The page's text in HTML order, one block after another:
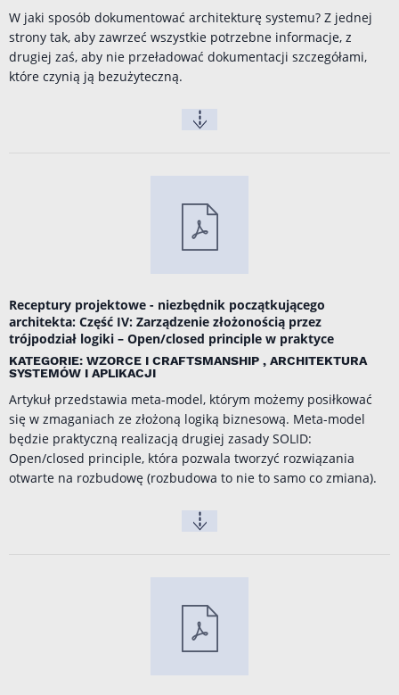
W jaki sposób dokumentować architekturę systemu? Z jednej
strony tak, aby zawrzeć wszystkie potrzebne informacje, z
drugiej zaś, aby nie przeładować dokumentacji szczegółami,
które czynią ją bezużyteczną.
Receptury projektowe - niezbędnik początkującego
architekta: Część IV: Zarządzenie złożonością przez
trójpodział logiki – Open/closed principle w praktyce
KATEGORIE: WZORCE I CRAFTSMANSHIP , ARCHITEKTURA
SYSTEMÓW I APLIKACJI
Artykuł przedstawia meta-model, którym możemy posiłkować
się w zmaganiach ze złożoną logiką biznesową. Meta-model
będzie praktyczną realizacją drugiej zasady SOLID:
Open/closed principle, która pozwala tworzyć rozwiązania
otwarte na rozbudowę (rozbudowa to nie to samo co zmiana).